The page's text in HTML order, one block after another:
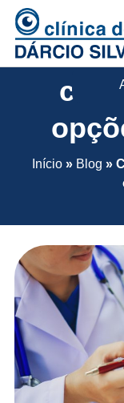
Início» Blog »